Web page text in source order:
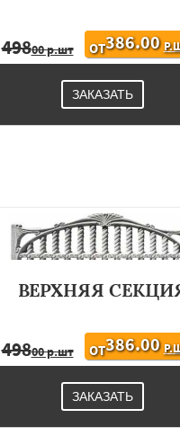
49800 р.шт ОТ386.00
ЗАКАЗАТЬ
ВЕРХНЯЯ
49800 р.шт ОТ386.00
ЗАКАЗАТЬ